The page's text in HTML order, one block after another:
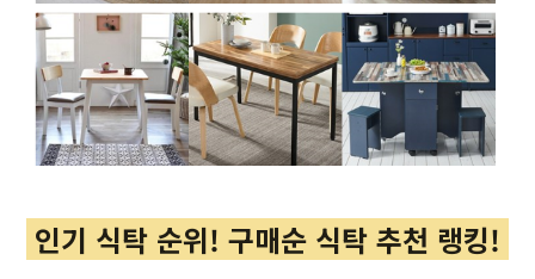
인기 식탁 순위! 구매순 식탁 추천 랭킹!